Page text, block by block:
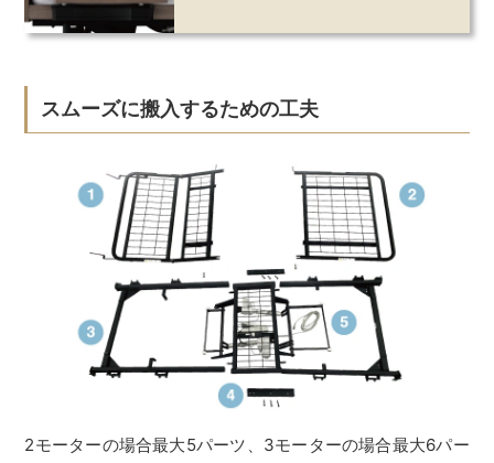
スムーズに搬入するための工夫
2モーターの場合最大5パーツ、3モーターの場合最大6パー